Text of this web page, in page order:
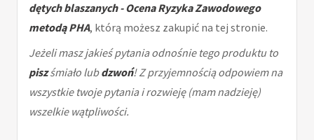
dętych blaszanych - Ocena Ryzyka Zawodowego
metodą PHA, którą możesz zakupić na tej stronie.
Jeżeli masz jakieś pytania odnośnie tego produktu to
piszśmiało lubdzwoń! Z przyjemnością odpowiem na
wszystkie twoje pytania i rozwieję (mam nadzieję)
wszelkie wątpliwości.